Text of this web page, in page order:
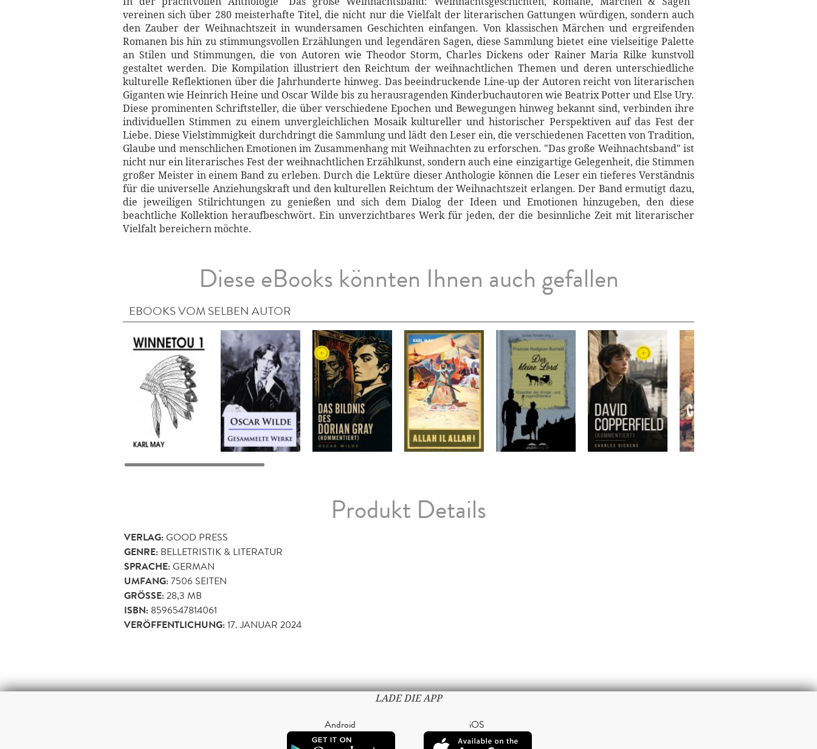
vereinen sich über 280 meisterhafte Titel, die nicht nur die Vielfalt der literarischen Gattungen würdigen, sondern auch
den Zauber der Weihnachtszeit in wundersamen Geschichten einfangen. Von klassischen Märchen und ergreifenden
Romanen bis hin zu stimmungsvollen Erzählungen und legendären Sagen, diese Sammlung bietet eine vielseitige Palette
an Stilen und Stimmungen, die von Autoren wie Theodor Storm, Charles Dickens oder Rainer Maria Rilke kunstvoll
gestaltet werden. Die Kompilation illustriert den Reichtum der weihnachtlichen Themen und deren unterschiedliche
kulturelle Reflektionen über die Jahrhunderte hinweg. Das beeindruckende Line-up der Autoren reicht von literarischen
Giganten wie Heinrich Heine und Oscar Wilde bis zu herausragenden Kinderbuchautoren wie Beatrix Potter und Else Ury.
Diese prominenten Schriftsteller, die über verschiedene Epochen und Bewegungen hinweg bekannt sind, verbinden ihre
individuellen Stimmen zu einem unvergleichlichen Mosaik kultureller und historischer Perspektiven auf das Fest der
Liebe. Diese Vielstimmigkeit durchdringt die Sammlung und lädt den Leser ein, die verschiedenen Facetten von Tradition,
Glaube und menschlichen Emotionen im Zusammenhang mit Weihnachten zu erforschen. "Das große Weihnachtsband" ist
nicht nur ein literarisches Fest der weihnachtlichen Erzählkunst, sondern auch eine einzigartige Gelegenheit, die Stimmen
großer Meister in einem Band zu erleben. Durch die Lektüre dieser Anthologie können die Leser ein tieferes Verständnis
für die universelle Anziehungskraft und den kulturellen Reichtum der Weihnachtszeit erlangen. Der Band ermutigt dazu,
die jeweiligen Stilrichtungen zu genießen und sich dem Dialog der Ideen und Emotionen hinzugeben, den diese
beachtliche Kollektion heraufbeschwört. Ein unverzichtbares Werk für jeden, der die besinnliche Zeit mit literarischer
Vielfalt bereichern möchte.
Diese eBooks könnten Ihnen auch gefallen
EBOOKS VOM SELBEN AUTOR
Produkt Details
VERLAG:GOOD PRESS
GENRE: BELLETRISTIK & LITERATUR
SPRACHE:GERMAN
UMFANG:7506 SEITEN
GRÖSSE: 28,3 MB
ISBN: 8596547814061
VERÖFFENTLICHUNG:17. JANUAR 2024
LADE DIE APP
Android iOS